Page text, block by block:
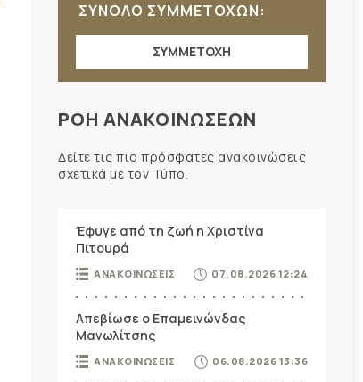
ΣΥΝΟΛΟ ΣΥΜΜΕΤΟΧΩΝ:
ΣΥΜΜΕΤΟΧΗ
ΡΟΗ ΑΝΑΚΟΙΝΩΣΕΩΝ
Δείτε τις πιο πρόσφατες ανακοινώσεις
σχετικά με τον Τύπο.
Έφυγε από τη ζωή η Χριστίνα
Πιτουρά
ΑΝΑΚΟΙΝΩΣΕΙΣ 07.08.2026 12:24
Απεβίωσε ο Επαμεινώνδας
Μανωλίτσης
ΑΝΑΚΟΙΝΩΣΕΙΣ 06.08.2026 13:36